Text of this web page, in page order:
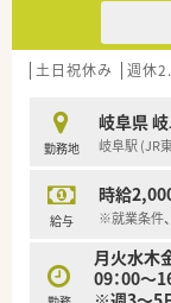
土日祝休み 週休
勤務地
岐阜県
岐阜駅 (JR
給与
時給
※就業条件
月火水木
09：00～